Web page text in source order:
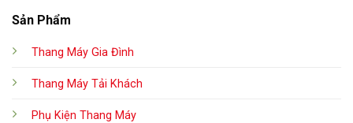
Sản Phẩm
Thang Máy Gia Đình
Thang Máy Tải Khách
Phụ Kiện Thang Máy